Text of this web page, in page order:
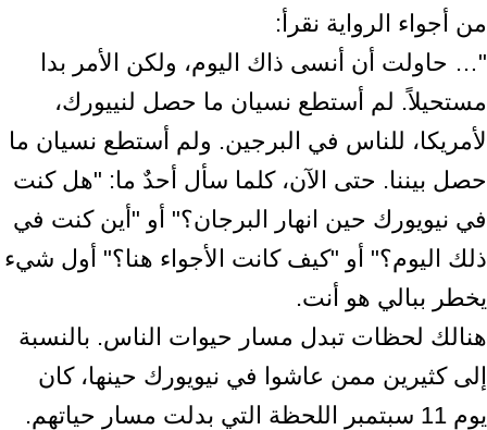
من أجواء الرواية نقرأ:
"… حاولت أن أنسى ذاك اليوم، ولكن الأمر بدا
مستحيلاً. لم أستطع نسيان ما حصل لنييورك،
لأمريكا، للناس في البرجين. ولم أستطع نسيان ما
حصل بيننا. حتى الآن، كلما سأل أحدٌ ما: "هل كنت
في نيويورك حين انهار البرجان؟" أو "أين كنت في
ذلك اليوم؟" أو "كيف كانت الأجواء هنا؟" أول شيء
يخطر ببالي هو أنت.
هنالك لحظات تبدل مسار حيوات الناس. بالنسبة
إلى كثيرين ممن عاشوا في نيويورك حينها، كان
يوم 11 سبتمبر اللحظة التي بدلت مسار حياتهم.